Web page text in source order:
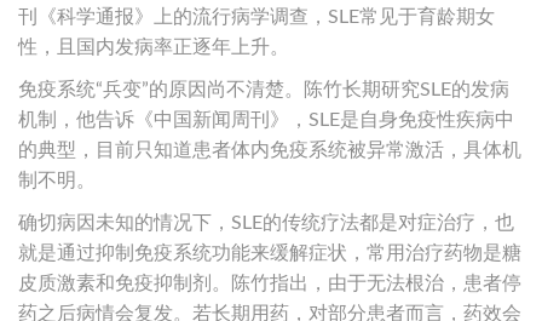
刊《科学通报》上的流行病学调查，SLE常见于育龄期女
性，且国内发病率正逐年上升。
免疫系统“兵变”的原因尚不清楚。陈竹长期研究SLE的发病
机制，他告诉《中国新闻周刊》，SLE是自身免疫性疾病中
的典型，目前只知道患者体内免疫系统被异常激活，具体机
制不明。
确切病因未知的情况下，SLE的传统疗法都是对症治疗，也
就是通过抑制免疫系统功能来缓解症状，常用治疗药物是糖
皮质激素和免疫抑制剂。陈竹指出，由于无法根治，患者停
药之后病情会复发。若长期用药，对部分患者而言，药效会